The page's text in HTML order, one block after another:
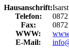
Hausanschrift:
Telefon:
Fax:
WWW:
E-Mail: